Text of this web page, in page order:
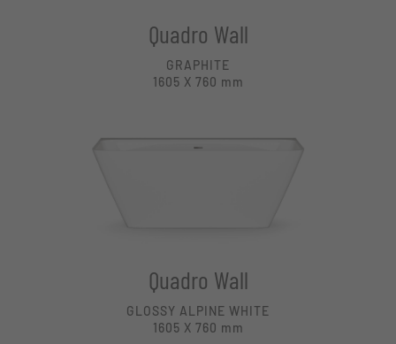
Quadro Wall
GRAPHITE
1605 X 760 mm
Quadro Wall
GLOSSY ALPINE WHITE
1605 X 760 mm